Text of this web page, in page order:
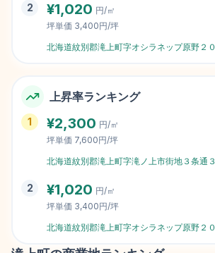
2 ¥1,020 円/㎡
坪単価 3,400円/坪
北海道紋別郡滝上町字オシラネップ原野２０
上昇率ランキング
1 ¥2,300 円/㎡
坪単価 7,600円/坪
北海道紋別郡滝上町字滝ノ上市街地３条通３
2 ¥1,020 円/㎡
坪単価 3,400円/坪
北海道紋別郡滝上町字オシラネップ原野２０